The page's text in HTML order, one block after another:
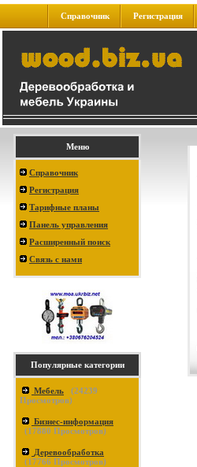
Справочник Регистрация
Меню
Справочник
Регистрация
Тарифные планы
Панель управления
Расширенный поиск
Связь с нами
Популярные категории
Мебель (24239
Просмотров)
Бизнес-информация
(17880 Просмотров)
Деревообработка
(17766 Просмотров)